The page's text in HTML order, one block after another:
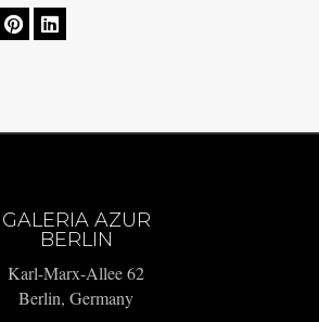
 
GALERIA AZUR
BERLIN
Karl-Marx-Allee 62
Berlin, Germany